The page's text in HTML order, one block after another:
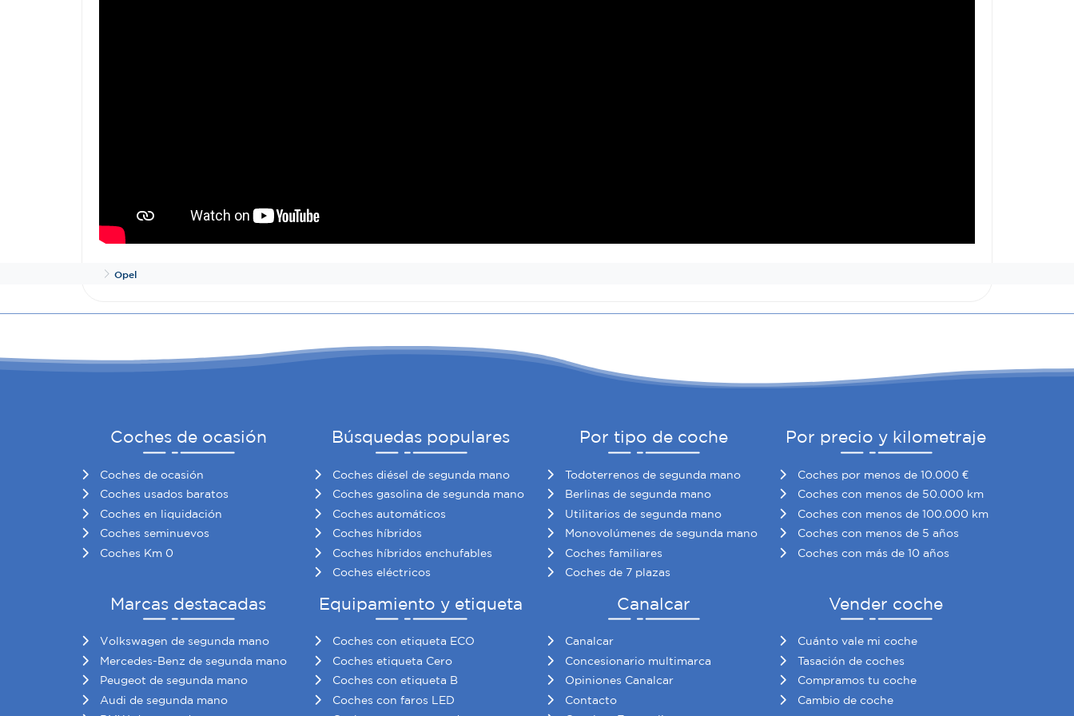
InicioOpel
Coches de ocasión
Coches de ocasión
Coches usados baratos
Coches en liquidación
Coches seminuevos
Coches Km 0
Búsquedas populares
Coches diésel de segunda mano
Coches gasolina de segunda mano
Coches automáticos
Coches híbridos
Coches híbridos enchufables
Coches eléctricos
Por tipo de coche
Todoterrenos de segunda mano
Berlinas de segunda mano
Utilitarios de segunda mano
Monovolúmenes de segunda mano
Coches familiares
Coches de 7 plazas
Por precio y kilometraje
Coches por menos de 10.000 €
Coches con menos de 50.000 km
Coches con menos de 100.000 km
Coches con menos de 5 años
Coches con más de 10 años
Marcas destacadas
Volkswagen de segunda mano
Mercedes-Benz de segunda mano
Peugeot de segunda mano
Audi de segunda mano
Equipamiento y etiqueta
Coches con etiqueta ECO
Coches etiqueta Cero
Coches con etiqueta B
Coches con faros LED
Canalcar
Canalcar
Concesionario multimarca
Opiniones Canalcar
Contacto
Vender coche
Cuánto vale mi coche
Tasación de coches
Compramos tu coche
Cambio de coche